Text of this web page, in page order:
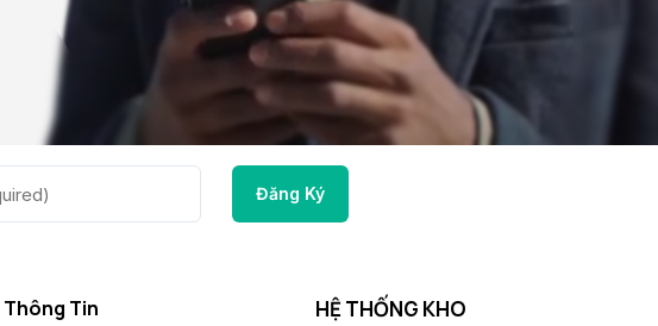
Thông Tin HỆ THỐNG KHO